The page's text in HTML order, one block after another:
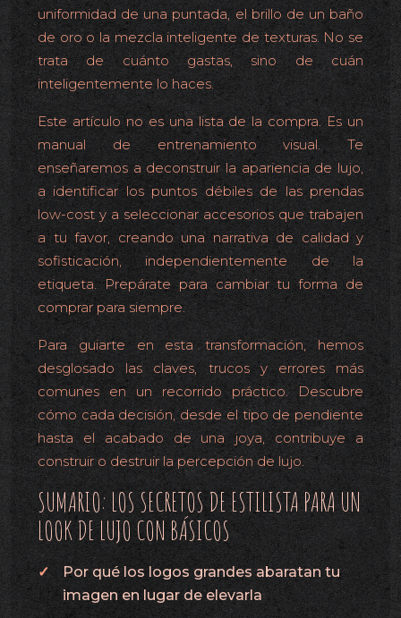
uniformidad de una puntada, el brillo de un baño
de oro o la mezcla inteligente de texturas. No se
trata de cuánto gastas, sino de cuán
inteligentemente lo haces.
Este artículo no es una lista de la compra. Es un
manual de entrenamiento visual. Te
enseñaremos a deconstruir la apariencia de lujo,
a identificar los puntos débiles de las prendas
low-cost y a seleccionar accesorios que trabajen
a tu favor, creando una narrativa de calidad y
sofisticación, independientemente de la
etiqueta. Prepárate para cambiar tu forma de
comprar para siempre.
Para guiarte en esta transformación, hemos
desglosado las claves, trucos y errores más
comunes en un recorrido práctico. Descubre
cómo cada decisión, desde el tipo de pendiente
hasta el acabado de una joya, contribuye a
construir o destruir la percepción de lujo.
SUMARIO: LOS SECRETOS DE ESTILISTA PARA UN
LOOK DE LUJO CON BÁSICOS
Por qué los logos grandes abaratan tu
imagen en lugar de elevarla